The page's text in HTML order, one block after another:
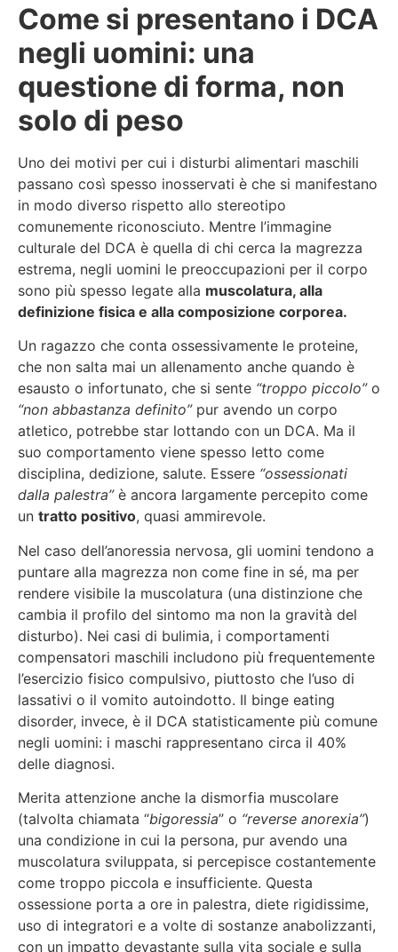
Come si presentano i DCA
negli uomini: una
questione di forma, non
solo di peso
Uno dei motivi per cui i disturbi alimentari maschili
passano così spesso inosservati è che si manifestano
in modo diverso rispetto allo stereotipo
comunemente riconosciuto. Mentre l’immagine
culturale del DCA è quella di chi cerca la magrezza
estrema, negli uomini le preoccupazioni per il corpo
sono più spesso legate alla muscolatura, alla
definizione fisica e alla composizione corporea.
Un ragazzo che conta ossessivamente le proteine,
che non salta mai un allenamento anche quando è
esausto o infortunato, che si sente “troppo piccolo”o
“non abbastanza definito”pur avendo un corpo
atletico, potrebbe star lottando con un DCA. Ma il
suo comportamento viene spesso letto come
disciplina, dedizione, salute. Essere “ossessionati
dalla palestra”è ancora largamente percepito come
un tratto positivo, quasi ammirevole.
Nel caso dell’anoressia nervosa, gli uomini tendono a
puntare alla magrezza non come fine in sé, ma per
rendere visibile la muscolatura (una distinzione che
cambia il profilo del sintomo ma non la gravità del
disturbo). Nei casi di bulimia, i comportamenti
compensatori maschili includono più frequentemente
l’esercizio fisico compulsivo, piuttosto che l’uso di
lassativi o il vomito autoindotto. Il binge eating
disorder, invece, è il DCA statisticamente più comune
negli uomini: i maschi rappresentano circa il 40%
delle diagnosi.
Merita attenzione anche la dismorfia muscolare
(talvolta chiamata “bigoressia” o “reverse anorexia”)
una condizione in cui la persona, pur avendo una
muscolatura sviluppata, si percepisce costantemente
come troppo piccola e insufficiente. Questa
ossessione porta a ore in palestra, diete rigidissime,
uso di integratori e a volte di sostanze anabolizzanti,
con un impatto devastante sulla vita sociale e sulla